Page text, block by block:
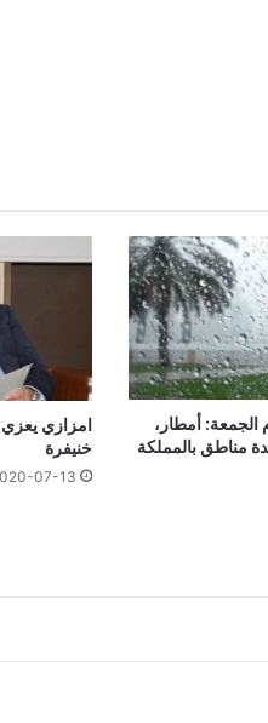
الجمعة: أمطار،
مناطق بالمملكة
امزازي يعزي
خنيفرة
07-13